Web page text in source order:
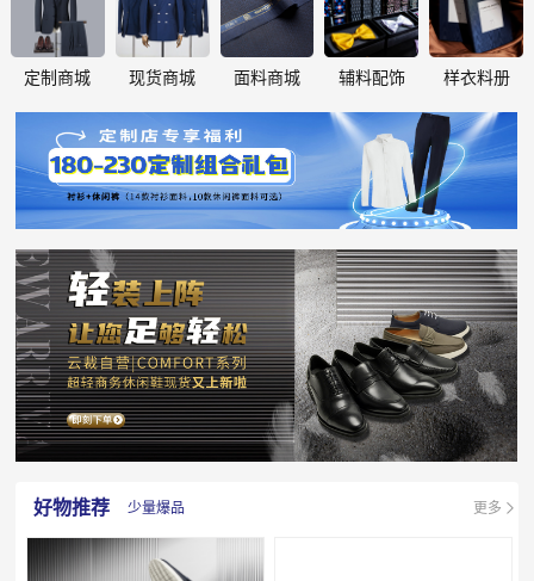
定制商城 现货商城 面料商城 辅料配饰 样衣料册
好物推荐 少量爆品 更多